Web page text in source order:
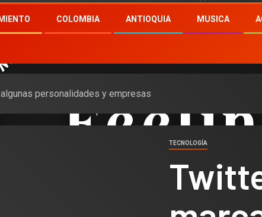
COLOMBIA ANTIOQUIA MUSICA
personalidades y empresas
TECNOLOGÍA